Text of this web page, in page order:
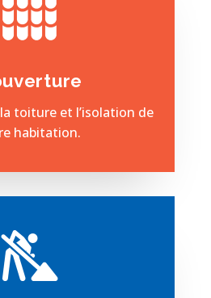
toiture et l’isolation de
habitation.